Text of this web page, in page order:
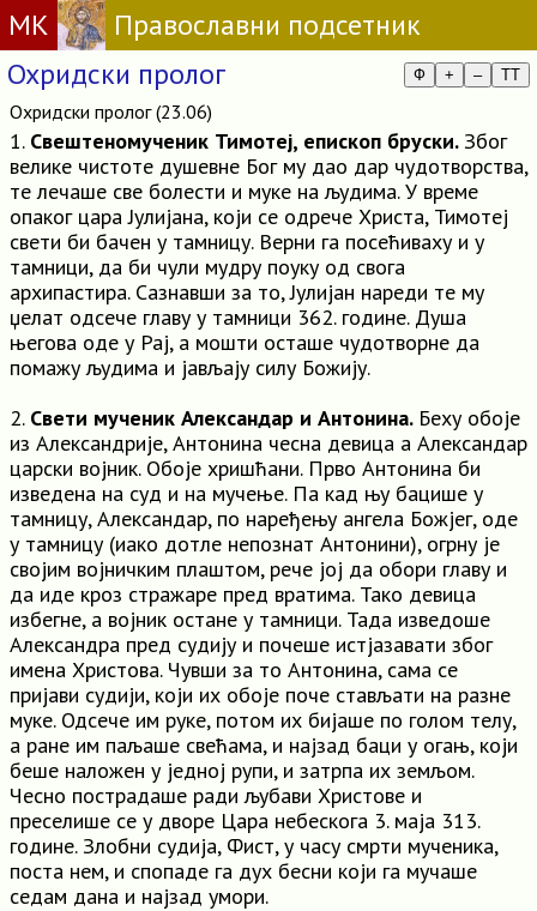
МК
Православни подсетник
Охридски пролог
Ф + – TT
Охридски пролог (23.06)
1. Свештеномученик Тимотеј, епископ бруски. Због
велике чистоте душевне Бог му дао дар чудотворства,
те лечаше све болести и муке на људима. У време
опаког цара Јулијана, који се одрече Христа, Тимотеј
свети би бачен у тамницу. Верни га посећиваху и у
тамници, да би чули мудру поуку од свога
архипастира. Сазнавши за то, Јулијан нареди те му
џелат одсече главу у тамници 362. године. Душа
његова оде у Рај, а мошти осташе чудотворне да
помажу људима и јављају силу Божију.
2. Свети мученик Александар и Антонина. Беху обоје
из Александрије, Антонина чесна девица а Александар
царски војник. Обоје хришћани. Прво Антонина би
изведена на суд и на мучење. Па кад њу бацише у
тамницу, Александар, по наређењу ангела Божјег, оде
у тамницу (иако дотле непознат Антонини), огрну је
својим војничким плаштом, рече јој да обори главу и
да иде кроз стражаре пред вратима. Тако девица
избегне, а војник остане у тамници. Тада изведоше
Александра пред судију и почеше истјазавати због
имена Христова. Чувши за то Антонина, сама се
пријави судији, који их обоје поче стављати на разне
муке. Одсече им руке, потом их бијаше по голом телу,
а ране им паљаше свећама, и најзад баци у огањ, који
беше наложен у једној рупи, и затрпа их земљом.
Чесно пострадаше ради љубави Христове и
преселише се у дворе Цара небескога 3. маја 313.
године. Злобни судија, Фист, у часу смрти мученика,
поста нем, и спопаде га дух бесни који га мучаше
седам дана и најзад умори.